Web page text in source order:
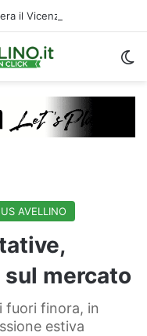
US AVELLINO
mercato
fuori finora, in
estiva